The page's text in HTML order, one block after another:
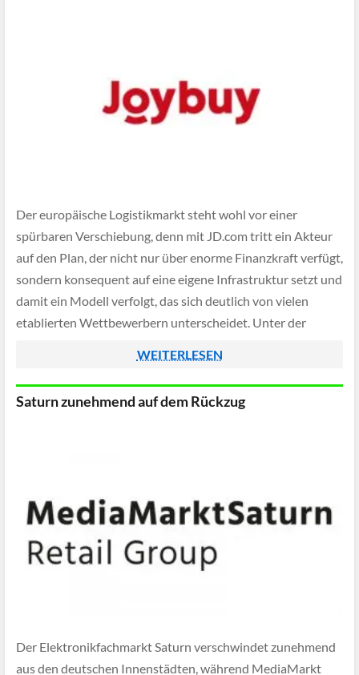
Der europäische Logistikmarkt steht wohl vor einer
spürbaren Verschiebung, denn mit JD.com tritt ein Akteur
auf den Plan, der nicht nur über enorme Finanzkraft verfügt,
sondern konsequent auf eine eigene Infrastruktur setzt und
damit ein Modell verfolgt, das sich deutlich von vielen
etablierten Wettbewerbern unterscheidet. Unter der
WEITERLESEN
Saturn zunehmend auf dem Rückzug
Der Elektronikfachmarkt Saturn verschwindet zunehmend
aus den deutschen Innenstädten, während MediaMarkt